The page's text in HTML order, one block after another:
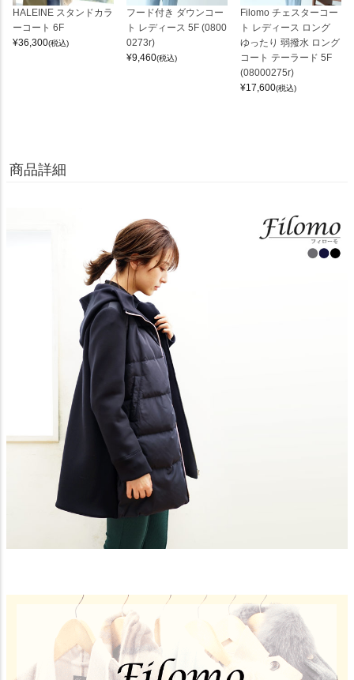
HALEINE スタンドカラ
ーコート 6F
¥36,300(税込)
フード付き ダウンコー
ト レディース 5F (0800
0273r)
¥9,460(税込)
Filomo チェスターコー
ト レディース ロング
ゆったり 弱撥水 ロング
コート テーラード 5F
(08000275r)
¥17,600(税込)
商品詳細